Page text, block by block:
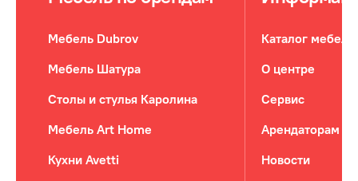
Мебель Dubrov
Мебель Шатура
Столы и стулья Каролина
Мебель Art Home
Кухни Avetti
Каталог мебели
О центре
Сервис
Арендаторам
Новости